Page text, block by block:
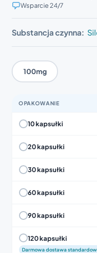
Wsparcie 24/7
Substancja czynna:
100mg
OPAKOWANIE
10 kapsułki
20 kapsułki
30 kapsułki
60 kapsułki
90 kapsułki
120 kapsułki
Darmowa dostawa